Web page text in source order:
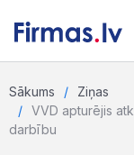
Sākums
Ziņas
VVD apturējis
darbību